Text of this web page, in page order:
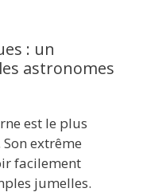
: un
astronomes
est le plus
extrême
facilement
jumelles.